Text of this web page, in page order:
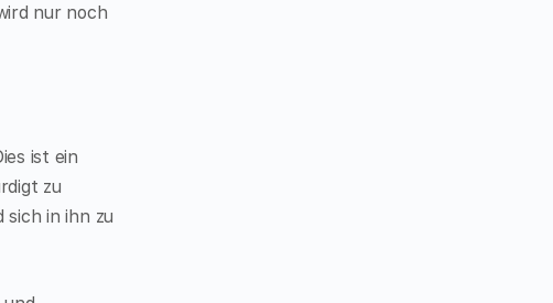
nur noch
ist ein
zu
sich in ihn zu